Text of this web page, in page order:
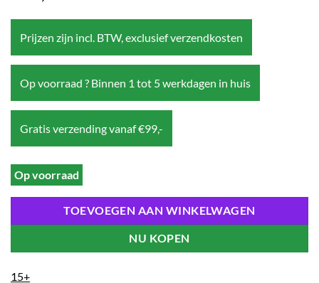
Prijzen zijn incl. BTW, exclusief verzendkosten
Op voorraad ? Binnen 1 tot 5 werkdagen in huis
Gratis verzending vanaf €99,-
Op voorraad
TOEVOEGEN AAN WINKELWAGEN
NU KOPEN
15+